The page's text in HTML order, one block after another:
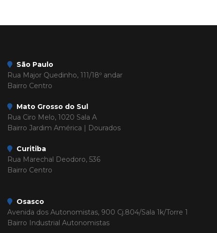
São Paulo
Rua Major Quedinho, 111/18º andar
Bairro Centro
Mato Grosso do Sul
Rua Ciro Melo, 1020 Sala A
Bairro Jardim América | Dourados
Curitiba
Rua Marechal Deodoro, 536
Bairro Centro
Osasco
Avenida dos Autonomistas, 900 Cj.804/Sala 1k/Torre 1
Bairro Industrial Autonomistas